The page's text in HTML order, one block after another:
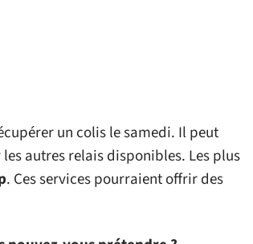
un colis le samedi. Il peut
autres relais disponibles. Les plus
. Ces services pourraient offrir des